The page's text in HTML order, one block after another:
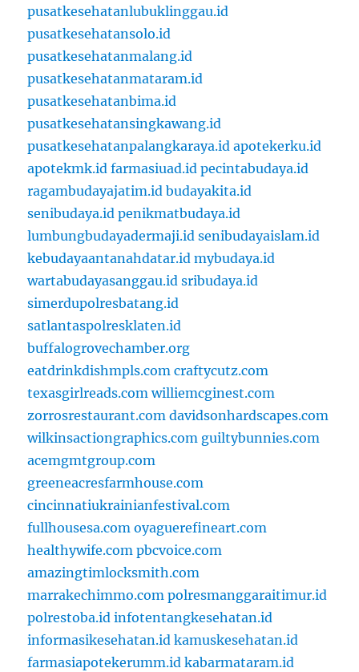
pusatkesehatanlubuklinggau.id
pusatkesehatansolo.id
pusatkesehatanmalang.id
pusatkesehatanmataram.id
pusatkesehatanbima.id
pusatkesehatansingkawang.id
pusatkesehatanpalangkaraya.id apotekerku.id
apotekmk.id farmasiuad.id pecintabudaya.id
ragambudayajatim.id budayakita.id
senibudaya.id penikmatbudaya.id
lumbungbudayadermaji.id senibudayaislam.id
kebudayaantanahdatar.id mybudaya.id
wartabudayasanggau.id sribudaya.id
simerdupolresbatang.id
satlantaspolresklaten.id
buffalogrovechamber.org
eatdrinkdishmpls.com craftycutz.com
texasgirlreads.com williemcginest.com
zorrosrestaurant.com davidsonhardscapes.com
wilkinsactiongraphics.com guiltybunnies.com
acemgmtgroup.com
greeneacresfarmhouse.com
cincinnatiukrainianfestival.com
fullhousesa.com oyaguerefineart.com
healthywife.com pbcvoice.com
amazingtimlocksmith.com
marrakechimmo.com polresmanggaraitimur.id
polrestoba.id infotentangkesehatan.id
informasikesehatan.id kamuskesehatan.id
farmasiapotekerumm.id kabarmataram.id